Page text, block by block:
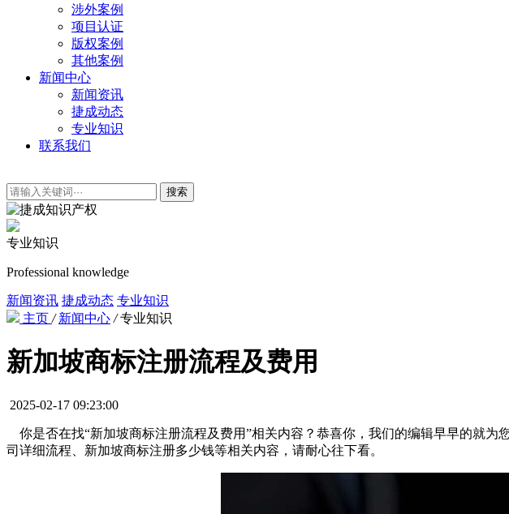
涉外案例
项目认证
版权案例
其他案例
新闻中心
新闻资讯
捷成动态
专业知识
联系我们
搜索
专业知识
Professional knowledge
新闻资讯 捷成动态 专业知识
主页 / 新闻中心 / 专业知识
新加坡商标注册流程及费用
2025-02-17 09:23:00
你是否在找“新加坡商标注册流程及费用”相关内容？恭喜你，我们的编辑早早的就
司详细流程、新加坡商标注册多少钱等相关内容，请耐心往下看。